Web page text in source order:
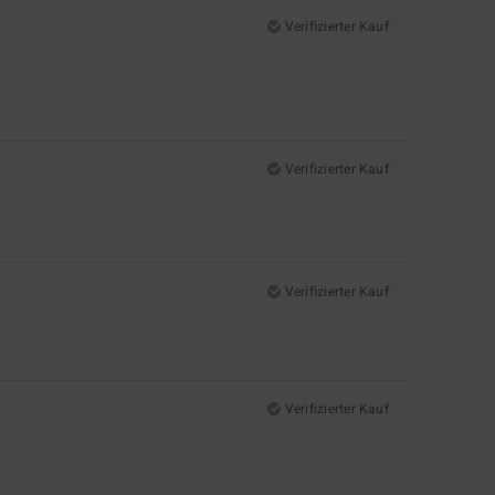
Verifizierter Kauf
Verifizierter Kauf
Verifizierter Kauf
Verifizierter Kauf